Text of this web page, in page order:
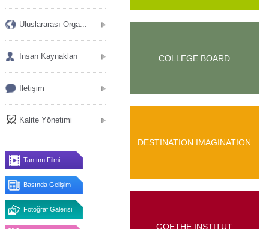
Uluslararası Orga...
İnsan Kaynakları
İletişim
Kalite Yönetimi
Tanıtım Filmi
Basında Gelişim
Fotoğraf Galerisi
COLLEGE BOARD
DESTINATION IMAGINATION
GOETHE INSTITUT